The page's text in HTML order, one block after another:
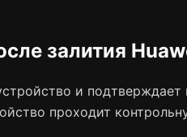
залития
и
проходит